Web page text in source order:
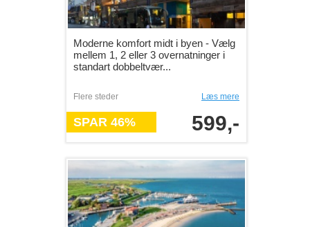
Moderne komfort midt i byen - Vælg
mellem 1, 2 eller 3 overnatninger i
standart dobbeltvær...
Flere steder Læs mere
SPAR 46% 599,-